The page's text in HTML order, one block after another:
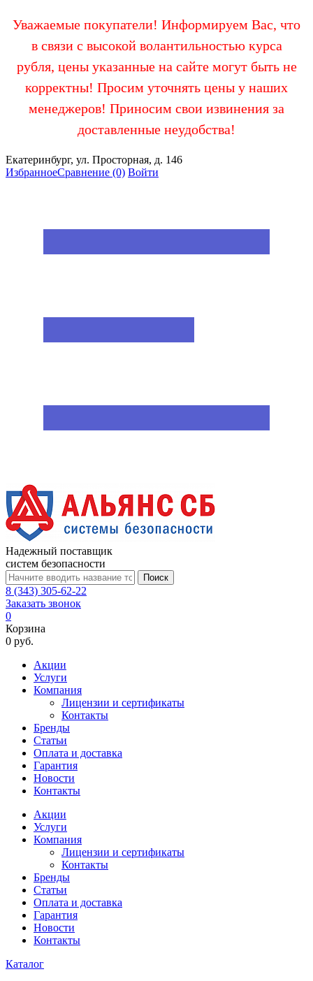
Уважаемые покупатели! Информируем Вас, что
в связи с высокой волантильностью курса
рубля, цены указанные на сайте могут быть не
корректны! Просим уточнять цены у наших
менеджеров! Приносим свои извинения за
доставленные неудобства!
Екатеринбург, ул. Просторная, д. 146
ИзбранноеСравнение (0) Войти
Надежный поставщик
систем безопасности
Поиск
8 (343) 305-62-22
Заказать звонок
0
Корзина
0 руб.
Акции
Услуги
Компания
Лицензии и сертификаты
Контакты
Бренды
Статьи
Оплата и доставка
Гарантия
Новости
Контакты
Акции
Услуги
Компания
Лицензии и сертификаты
Контакты
Бренды
Статьи
Оплата и доставка
Гарантия
Новости
Контакты
Каталог